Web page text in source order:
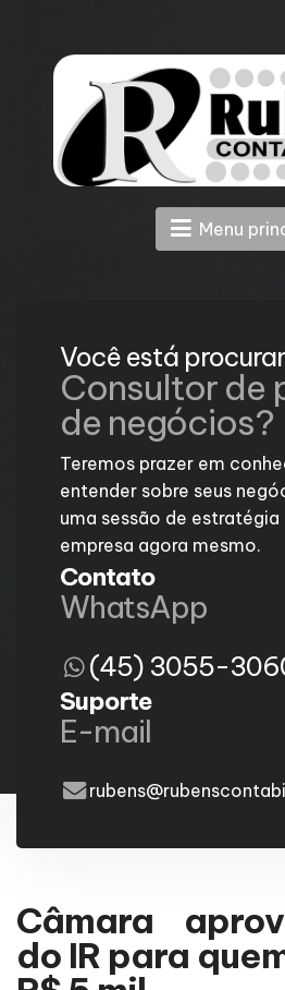
Menu
Você está
Consultor de
de negócios?
Teremos prazer em
entender sobre seus
uma sessão de estratégia
empresa agora mesmo.
Contato
WhatsApp
(45) 3055-
Suporte
E-mail
Câmara
do IR para